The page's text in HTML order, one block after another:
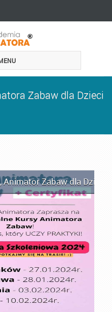
Zabaw dla Dzieci
,Animator Zabaw dla Dzieci